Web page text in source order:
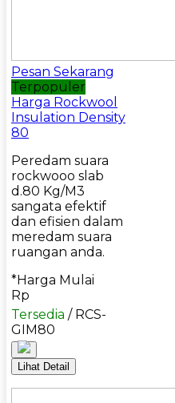
Pesan Sekarang
Terpopuler
Harga Rockwool
Insulation Density
80
Peredam suara
rockwooo slab
d.80 Kg/M3
sangata efektif
dan efisien dalam
meredam suara
ruangan anda.
*Harga Mulai
Rp
Tersedia / RCS-
GIM80
Lihat Detail